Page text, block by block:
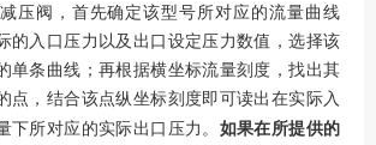
压阀，首先确定该型号所对应的流量曲线
的入口压力以及出口设定压力数值，选择该
单条曲线；再根据横坐标流量刻度，找出其
点，结合该点纵坐标刻度即可读出在实际入
下所对应的实际出口压力。 如果在所提供的